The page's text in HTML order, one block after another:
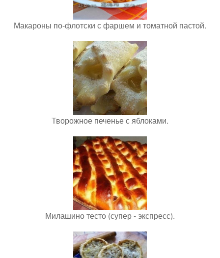
Макароны по-флотски с фаршем и томатной пастой.
Творожное печенье с яблоками.
Милашино тесто (супер - экспресс).